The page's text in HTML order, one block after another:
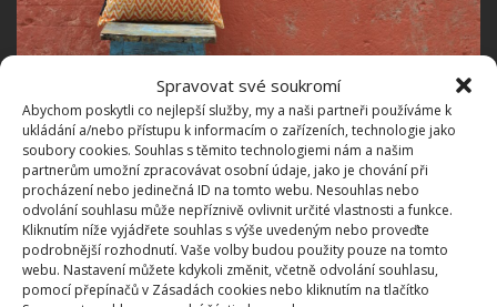
Spravovat své soukromí
Abychom poskytli co nejlepší služby, my a naši partneři používáme k
ukládání a/nebo přístupu k informacím o zařízeních, technologie jako
soubory cookies. Souhlas s těmito technologiemi nám a našim
partnerům umožní zpracovávat osobní údaje, jako je chování při
procházení nebo jedinečná ID na tomto webu. Nesouhlas nebo
odvolání souhlasu může nepříznivě ovlivnit určité vlastnosti a funkce.
Kliknutím níže vyjádřete souhlas s výše uvedeným nebo proveďte
podrobnější rozhodnutí. Vaše volby budou použity pouze na tomto
webu. Nastavení můžete kdykoli změnit, včetně odvolání souhlasu,
pomocí přepínačů v Zásadách cookies nebo kliknutím na tlačítko
Fotografie: Unsplash
Pokud nám to nastavení naší pračky dovolí, po
vyprání se doporučuje polštář ještě jednou vyprat v
cyklu máchání, aby se všechny zbytky pracího